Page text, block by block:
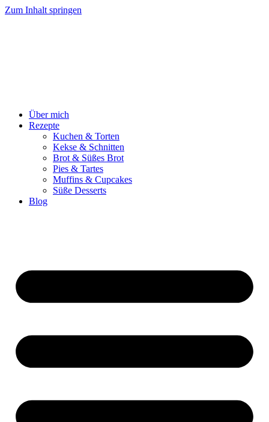
Zum Inhalt springen
Über mich
Rezepte
Kuchen & Torten
Kekse & Schnitten
Brot & Süßes Brot
Pies & Tartes
Muffins & Cupcakes
Süße Desserts
Blog